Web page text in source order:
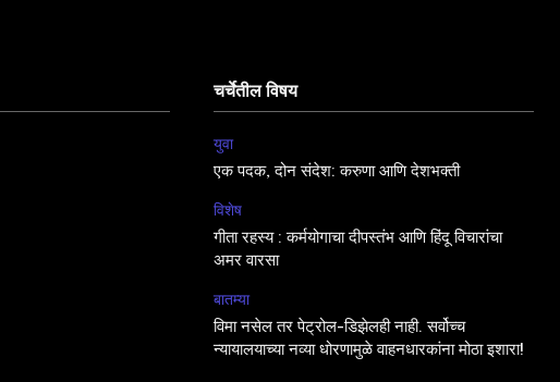
चर्चेतील विषय
युवा
एक पदक, दोन संदेश: करुणा आणि देशभक्ती
विशेष
गीता रहस्य : कर्मयोगाचा दीपस्तंभ आणि हिंदू विचारांचा
अमर वारसा
बातम्या
विमा नसेल तर पेट्रोल-डिझेलही नाही. सर्वोच्च
न्यायालयाच्या नव्या धोरणामुळे वाहनधारकांना मोठा इशारा!